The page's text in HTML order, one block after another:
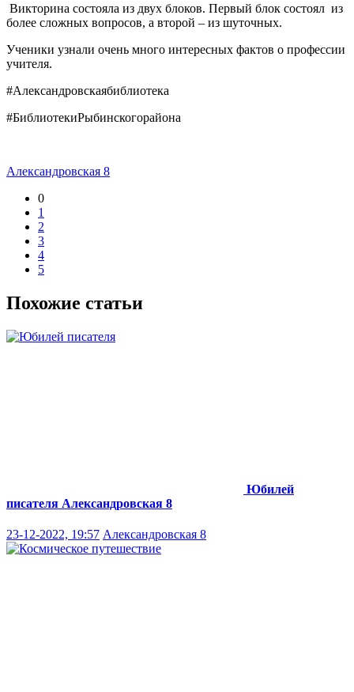
Викторина состояла из двух блоков. Первый блок состоял из
более сложных вопросов, а второй – из шуточных.
Ученики узнали очень много интересных фактов о профессии
учителя.
#Александровскаябиблиотека
#БиблиотекиРыбинскогорайона
Александровская 8
0
1
2
3
4
5
Похожие статьи
Юбилей
писателя Александровская 8
23-12-2022, 19:57 Александровская 8